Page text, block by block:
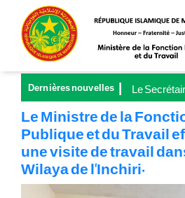
contenu
principal
Dernières nouvelles
Le
Ministère
publique et
préside le
Grande
nationale
couverture
Le Ministre de la
Publique et du Travail
une visite de travail
Wilaya de l'Inchiri.